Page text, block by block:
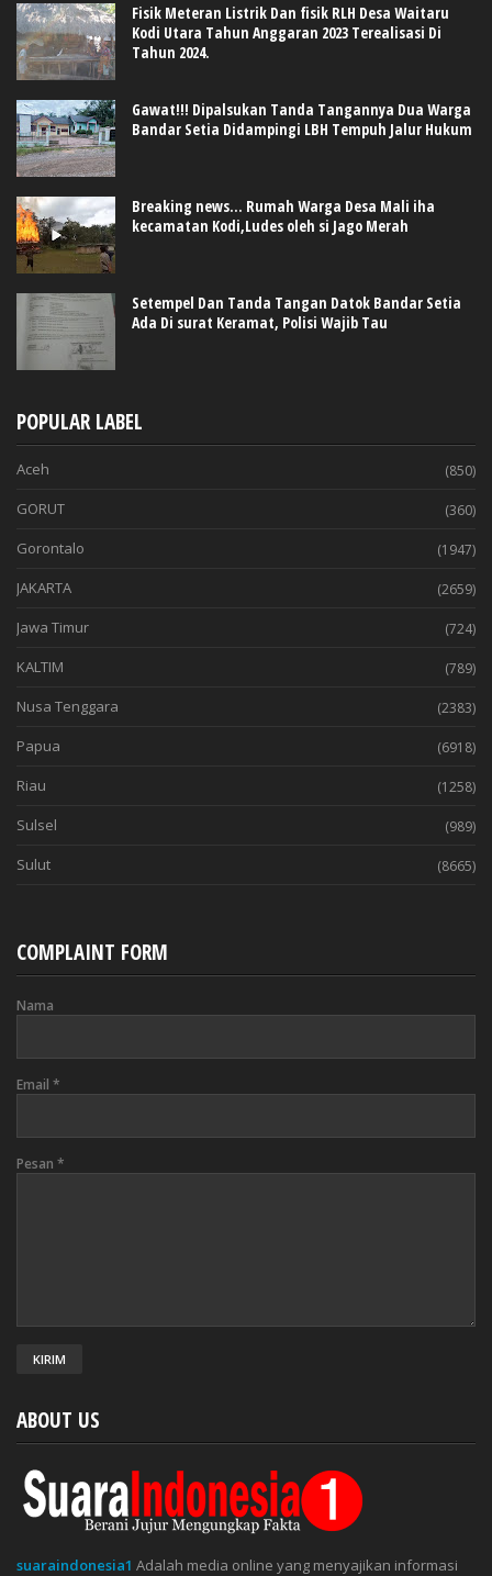
Fisik Meteran Listrik Dan fisik RLH Desa Waitaru
Kodi Utara Tahun Anggaran 2023 Terealisasi Di
Tahun 2024.
Gawat!!! Dipalsukan Tanda Tangannya Dua Warga
Bandar Setia Didampingi LBH Tempuh Jalur Hukum
Breaking news... Rumah Warga Desa Mali iha
kecamatan Kodi,Ludes oleh si Jago Merah
Setempel Dan Tanda Tangan Datok Bandar Setia
Ada Di surat Keramat, Polisi Wajib Tau
POPULAR LABEL
Aceh (850)
GORUT (360)
Gorontalo (1947)
JAKARTA (2659)
Jawa Timur (724)
KALTIM (789)
Nusa Tenggara (2383)
Papua (6918)
Riau (1258)
Sulsel (989)
Sulut (8665)
COMPLAINT FORM
Nama
Email *
Pesan *
ABOUT US
suaraindonesia1 Adalah media online yang menyajikan informasi